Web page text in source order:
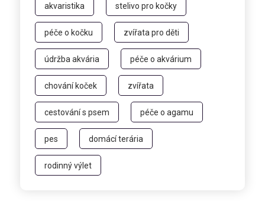
akvaristika stelivo pro kočky
péče o kočku zvířata pro děti
údržba akvária péče o akvárium
chování koček zvířata
cestování s psem péče o agamu
pes domácí terária
rodinný výlet